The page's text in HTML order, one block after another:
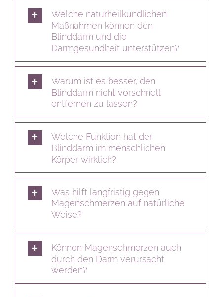
Welche naturheilkundlichen
Maßnahmen können den
Blinddarm und die
Darmgesundheit unterstützen?
Warum ist es besser, den
Blinddarm nicht vorschnell
entfernen zu lassen?
Welche Funktion hat der
Blinddarm im menschlichen
Körper wirklich?
Was hilft langfristig gegen
Magenschmerzen auf natürliche
Weise?
Können Magenschmerzen auch
durch den Darm verursacht
werden?